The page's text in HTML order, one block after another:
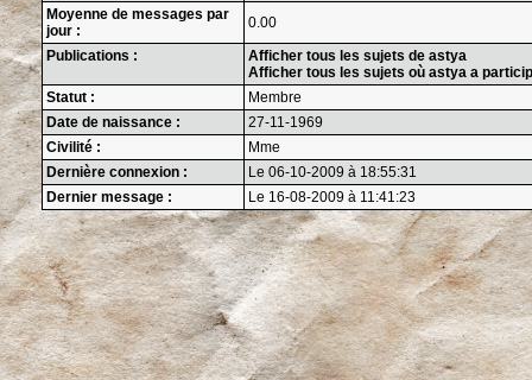
Moyenne de messages par
jour :
0.00
Publications :
Afficher tous les sujets de astya
Afficher tous les sujets où astya a
Statut :
Membre
Date de naissance :
27-11-1969
Civilité :
Mme
Dernière connexion :
Le 06-10-2009 à 18:55:31
Dernier message :
Le 16-08-2009 à 11:41:23